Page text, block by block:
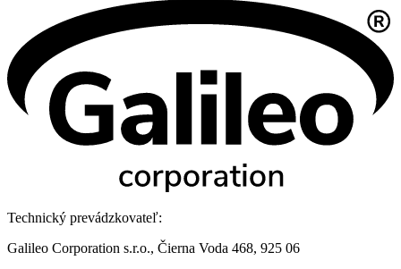
Technický prevádzkovateľ:
Galileo Corporation s.r.o., Čierna Voda 468, 925 06